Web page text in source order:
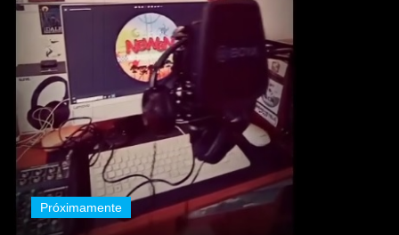
Próximamente